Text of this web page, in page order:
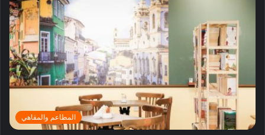
المطاعم والمقاهي